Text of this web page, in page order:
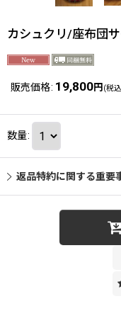
カシュクリ/座布団
販売価格: 19,800円 (税
数量:
返品特約に関する重要